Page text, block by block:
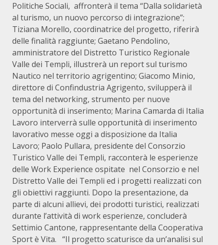
Politiche Sociali, affronterà il tema “Dalla solidarietà
al turismo, un nuovo percorso di integrazione”;
Tiziana Morello, coordinatrice del progetto, riferirà
delle finalità raggiunte; Gaetano Pendolino,
amministratore del Distretto Turistico Regionale
Valle dei Templi, illustrerà un report sul turismo
Nautico nel territorio agrigentino; Giacomo Minio,
direttore di Confindustria Agrigento, svilupperà il
tema del networking, strumento per nuove
opportunità di inserimento; Marina Camarda di Italia
Lavoro interverrà sulle opportunità di inserimento
lavorativo messe oggi a disposizione da Italia
Lavoro; Paolo Pullara, presidente del Consorzio
Turistico Valle dei Templi, racconterà le esperienze
delle Work Experience ospitate nel Consorzio e nel
Distretto Valle dei Templi ed i progetti realizzati con
gli obiettivi raggiunti. Dopo la presentazione, da
parte di alcuni allievi, dei prodotti turistici, realizzati
durante l’attività di work esperienze, concluderà
Settimio Cantone, rappresentante della Cooperativa
Sport è Vita. “Il progetto scaturisce da un’analisi sul